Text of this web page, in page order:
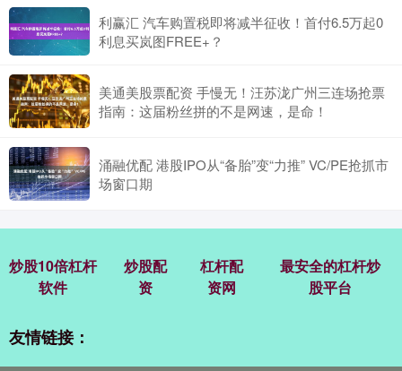
利赢汇 汽车购置税即将减半征收！首付6.5万起0
利息买岚图FREE+？
美通美股票配资 手慢无！汪苏泷广州三连场抢票
指南：这届粉丝拼的不是网速，是命！
涌融优配 港股IPO从“备胎”变“力推” VC/PE抢抓市
场窗口期
炒股10倍杠杆
软件
炒股配
资
杠杆配
资网
最安全的杠杆炒
股平台
友情链接：